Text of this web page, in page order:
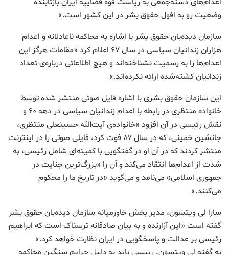
اعدام‌های دسته‌جمعی به ریاست قوه‌ قضاییه‌ ایران بازتابنده‌
وضعیت رو به افول حقوق بشر در این کشور است.»
سازمان دیده‌بان حقوق بشر با اشاره به محاکمه ناعادلانه و اعدام
هزاران زندانیان سیاسی در سال ۶۷ اعلام کرد «مقامات هرگز این
اعدام‌ها را به رسمیت نشناخته‌اند و هیچ اطلاعاتی درباره‌ی تعداد
زندانیان کشته‌شده ارائه نکرده‌اند.»
این سازمان حقوق بشری با اشاره فایل صوتی منتشر شده توسط
خانواده منتظری در رابطه با اعدام زندانیان سیاسی در دهه ۶۰ و
نقش رئیسی در آن افزود «خانواده‌ی آیت‌الله حسینعلی منتظری،
جانشین خمینی، که در سال ۸۷ فوت کرد، فایلی صوتی را در اینترنت
منتشر کردند که در آن او در گفتگویی با کمیته‌ای شامل رئیسی، به
شدت از اعدام‌ها انتقاد می‌کند و آن را «بزرگ‌ترین جنایت در
جمهوری اسلامی» می‌نامد و می‌گوید «در تاریخ ما را محکوم
می‌کنند.»
سارا لی ویتسون، مدیر بخش خاورمیانه‌ سازمان دیده‌بان حقوق بشر
گفته است «این آزارنده و به بیان صادقانه ترسناک است که ابراهیم
رئیسی بر عدالت و پاسخگویی در ایران نظارت خواهد کرد.»
به گفته لی ویتسون، رییسی باید به دلیل جرایم سنگین محاکمه